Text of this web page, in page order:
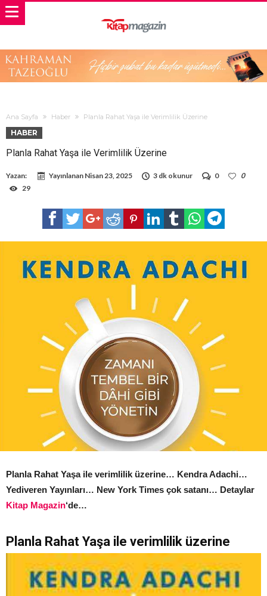
Ana Sayfa Haber Planla Rahat Yaşa ile Verimlilik Üzerine
HABER
Planla Rahat Yaşa ile Verimlilik Üzerine
Yazan: Yayınlanan Nisan 23, 2025 3 dk okunur 0
0
29
Planla Rahat Yaşa ile verimlilik üzerine… Kendra Adachi…
Yediveren Yayınları… New York Times çok satanı… Detaylar
Kitap Magazin‘de…
Planla Rahat Yaşa ile verimlilik üzerine